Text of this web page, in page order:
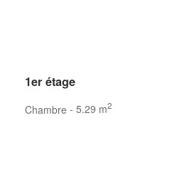
1er étage
Chambre - 5.29 m2